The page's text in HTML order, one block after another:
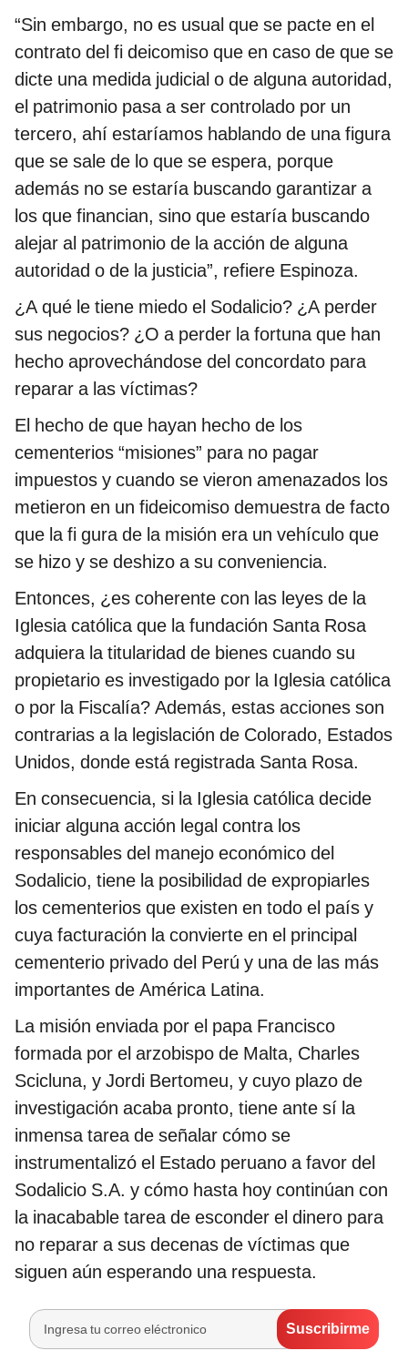
“Sin embargo, no es usual que se pacte en el
contrato del fi deicomiso que en caso de que se
dicte una medida judicial o de alguna autoridad,
el patrimonio pasa a ser controlado por un
tercero, ahí estaríamos hablando de una figura
que se sale de lo que se espera, porque
además no se estaría buscando garantizar a
los que financian, sino que estaría buscando
alejar al patrimonio de la acción de alguna
autoridad o de la justicia”, refiere Espinoza.
¿A qué le tiene miedo el Sodalicio? ¿A perder
sus negocios? ¿O a perder la fortuna que han
hecho aprovechándose del concordato para
reparar a las víctimas?
El hecho de que hayan hecho de los
cementerios “misiones” para no pagar
impuestos y cuando se vieron amenazados los
metieron en un fideicomiso demuestra de facto
que la fi gura de la misión era un vehículo que
se hizo y se deshizo a su conveniencia.
Entonces, ¿es coherente con las leyes de la
Iglesia católica que la fundación Santa Rosa
adquiera la titularidad de bienes cuando su
propietario es investigado por la Iglesia católica
o por la Fiscalía? Además, estas acciones son
contrarias a la legislación de Colorado, Estados
Unidos, donde está registrada Santa Rosa.
En consecuencia, si la Iglesia católica decide
iniciar alguna acción legal contra los
responsables del manejo económico del
Sodalicio, tiene la posibilidad de expropiarles
los cementerios que existen en todo el país y
cuya facturación la convierte en el principal
cementerio privado del Perú y una de las más
importantes de América Latina.
La misión enviada por el papa Francisco
formada por el arzobispo de Malta, Charles
Scicluna, y Jordi Bertomeu, y cuyo plazo de
investigación acaba pronto, tiene ante sí la
inmensa tarea de señalar cómo se
instrumentalizó el Estado peruano a favor del
Sodalicio S.A. y cómo hasta hoy continúan con
la inacabable tarea de esconder el dinero para
no reparar a sus decenas de víctimas que
siguen aún esperando una respuesta.